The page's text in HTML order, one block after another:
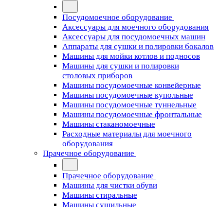
Посудомоечное оборудование
Аксессуары для моечного оборудования
Аксессуары для посудомоечных машин
Аппараты для сушки и полировки бокалов
Машины для мойки котлов и подносов
Машины для сушки и полировки
столовых приборов
Машины посудомоечные конвейерные
Машины посудомоечные купольные
Машины посудомоечные туннельные
Машины посудомоечные фронтальные
Машины стаканомоечные
Расходные материалы для моечного
оборудования
Прачечное оборудование
Прачечное оборудование
Машины для чистки обуви
Машины стиральные
Машины сушильные